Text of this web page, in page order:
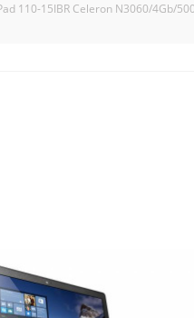
110-15IBR Celeron N3060/4Gb/